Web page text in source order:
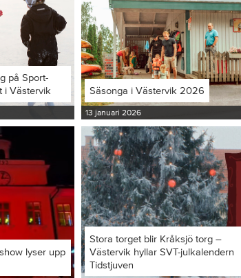
på Sport-
i Västervik
Säsonga i Västervik 2026
13 januari 2026
lyser upp
Stora torget blir Kråksjö torg –
Västervik hyllar SVT-julkalendern
Tidstjuven